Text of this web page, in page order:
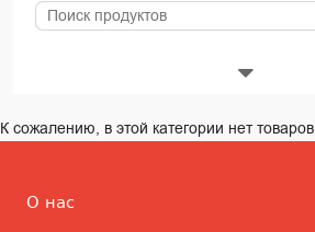
Содержание крупного рогатого скота
К сожалению, в этой категории нет товаров
О нас